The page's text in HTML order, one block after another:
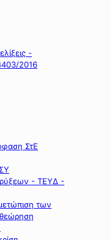
-
2016
ΣτΕ
- ΤΕΥΔ -
των